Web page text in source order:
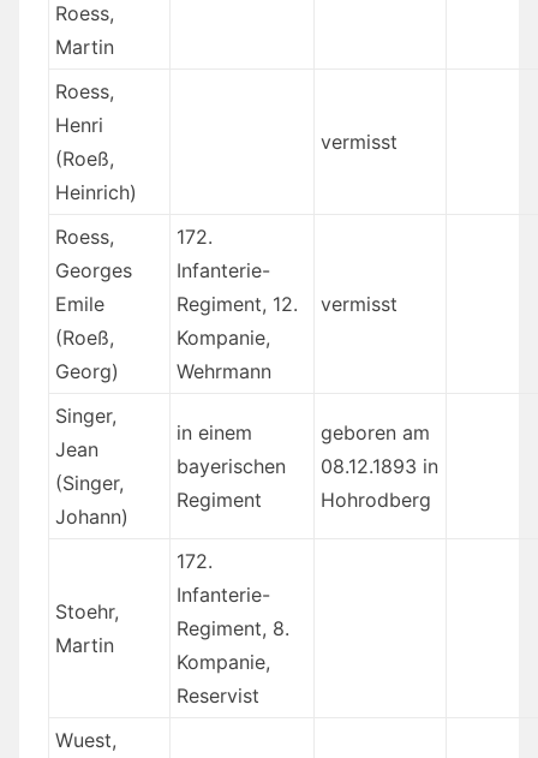
Roess,
Martin
Roess,
Henri
(Roeß,
Heinrich)
vermisst
Roess,
Georges
Emile
(Roeß,
Georg)
172.
Infanterie-
Regiment, 12.
Kompanie,
Wehrmann
vermisst
Singer,
Jean
(Singer,
Johann)
in einem
bayerischen
Regiment
geboren am
08.12.1893 in
Hohrodberg
Stoehr,
Martin
172.
Infanterie-
Regiment, 8.
Kompanie,
Reservist
Wuest,